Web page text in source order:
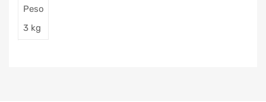
Peso
3 kg